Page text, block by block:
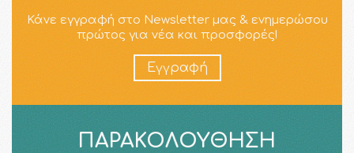
Κάνε εγγραφή στο Newsletter μας & ενημερώσου
πρώτος για νέα και προσφορές!
Εγγραφή
ΠΑΡΑΚΟΛΟΎΘΗΣΗ